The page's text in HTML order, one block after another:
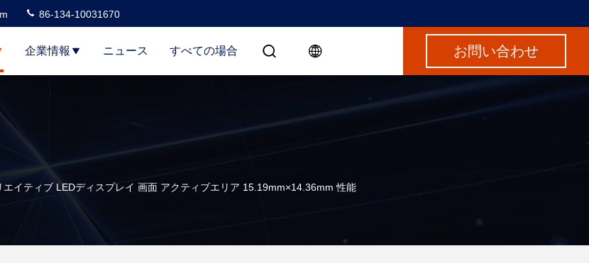
86-134-10031670
企業情報 ニュース すべての場合 お問い合わせ
エイティブ LEDディスプレイ 画面 アクティブエリア 15.19mm×14.36mm 性能